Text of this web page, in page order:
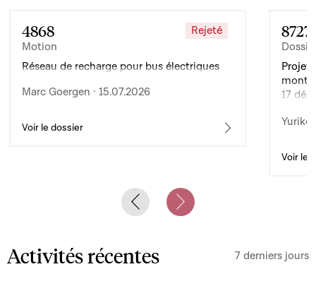
4868
Motion
Rejeté
Réseau de recharge pour bus électriques
Marc Goergen · 15.07.2026
Voir le dossier
8727
Projet
17
Yuriko
Voir le
Previous slideNext slide
Activités récentes 7 derniers jours